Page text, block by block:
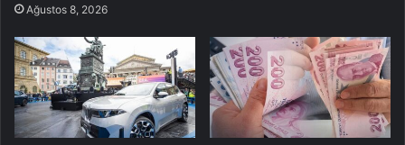
Ağustos 8, 2026